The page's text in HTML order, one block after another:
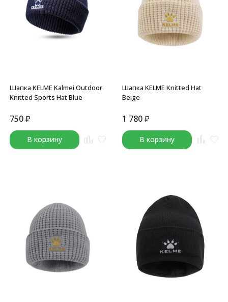
Шапка KELME Kalmei Outdoor
Knitted Sports Hat Blue
750₽
В корзину
Шапка KELME Knitted Hat
Beige
1 780₽
В корзину